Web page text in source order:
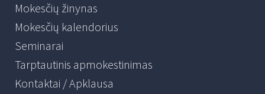
Mokesčių žinynas
Mokesčių kalendorius
Seminarai
Tarptautinis apmokestinimas
Kontaktai / Apklausa